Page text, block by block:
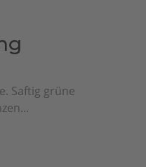
Saftig grüne